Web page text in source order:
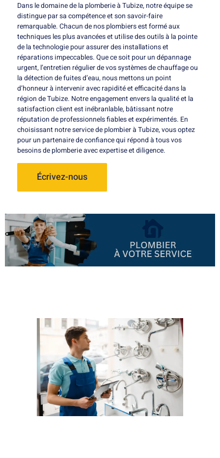
Dans le domaine de la plomberie à Tubize, notre équipe se
distingue par sa compétence et son savoir-faire
remarquable. Chacun de nos plombiers est formé aux
techniques les plus avancées et utilise des outils à la pointe
de la technologie pour assurer des installations et
réparations impeccables. Que ce soit pour un dépannage
urgent, l’entretien régulier de vos systèmes de chauffage ou
la détection de fuites d’eau, nous mettons un point
d’honneur à intervenir avec rapidité et efficacité dans la
région de Tubize. Notre engagement envers la qualité et la
satisfaction client est inébranlable, bâtissant notre
réputation de professionnels fiables et expérimentés. En
choisissant notre service de plombier à Tubize, vous optez
pour un partenaire de confiance qui répond à tous vos
besoins de plomberie avec expertise et diligence.
Écrivez-nous